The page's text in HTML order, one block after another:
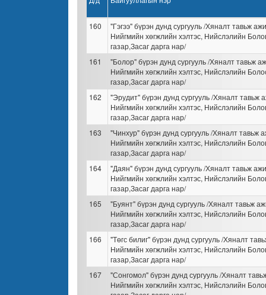
160
"Гэгээ" бүрэн дунд сургууль /Хяналт тавьж
Нийгмийн хөгжлийн хэлтэс, Нийслэлийн
газар,Засаг дарга нар/
161
"Болор" бүрэн дунд сургууль /Хяналт тавьж
Нийгмийн хөгжлийн хэлтэс, Нийслэлийн
газар,Засаг дарга нар/
162
"Эрудит" бүрэн дунд сургууль /Хяналт тавьж
Нийгмийн хөгжлийн хэлтэс, Нийслэлийн
газар,Засаг дарга нар/
163
"Чинхур" бүрэн дунд сургууль /Хяналт тавьж
Нийгмийн хөгжлийн хэлтэс, Нийслэлийн
газар,Засаг дарга нар/
164
"Даян" бүрэн дунд сургууль /Хяналт тавьж
Нийгмийн хөгжлийн хэлтэс, Нийслэлийн
газар,Засаг дарга нар/
165
"Буянт" бүрэн дунд сургууль /Хяналт тавьж
Нийгмийн хөгжлийн хэлтэс, Нийслэлийн
газар,Засаг дарга нар/
166
"Төгс билиг" бүрэн дунд сургууль /Хяналт
Нийгмийн хөгжлийн хэлтэс, Нийслэлийн
газар,Засаг дарга нар/
167
"Сонгомол" бүрэн дунд сургууль /Хяналт
Нийгмийн хөгжлийн хэлтэс, Нийслэлийн